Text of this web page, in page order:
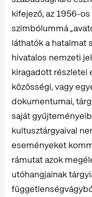
kifejező, az 1956-
szimbólummá
láthatók a hatalmat
hivatalos nemzeti
kiragadott részletei
közösségi, vagy
dokumentumai,
saját
kultusztárgyaival
eseményeket
rámutat azok
utóhangjainak